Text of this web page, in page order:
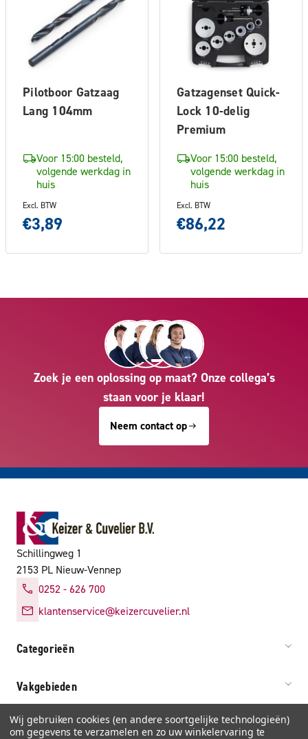
Pilotboor Gatzaag
Lang 104mm
Voor 15:00 besteld,
volgende werkdag in
huis
Excl. BTW
€3,89
Gatzagenset Quick-
Lock 10-delig
Premium
Voor 15:00 besteld,
volgende werkdag in
huis
Excl. BTW
€86,22
Zoek je een oplossing op maat? Onze collega’s
staan voor je klaar!
Neem contact op
Schillingweg 1
2153 PL Nieuw-Vennep
0252 - 626 700
klantenservice@keizercuvelier.nl
Categorieën
Vakgebieden
Service & info
Wij gebruiken cookies (en andere soortgelijke technologieën)
om gegevens te verzamelen en zo uw winkelervaring te